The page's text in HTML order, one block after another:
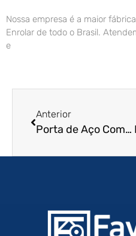
Nossa empresa é a maior
Enrolar de todo o Brasil.
e
Anterior
Porta de Aço Comercial em Porto Alegre – RS